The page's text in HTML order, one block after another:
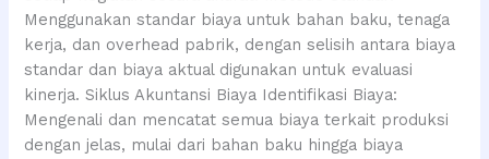
Menggunakan standar biaya untuk bahan baku, tenaga
kerja, dan overhead pabrik, dengan selisih antara biaya
standar dan biaya aktual digunakan untuk evaluasi
kinerja. Siklus Akuntansi Biaya Identifikasi Biaya:
Mengenali dan mencatat semua biaya terkait produksi
dengan jelas, mulai dari bahan baku hingga biaya